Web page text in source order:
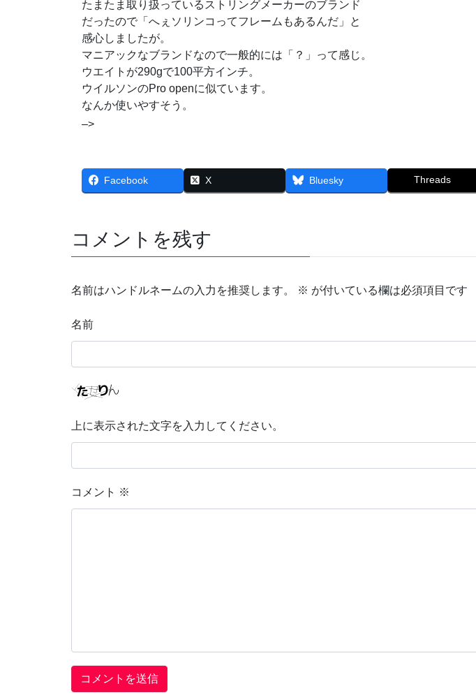
たまたま取り扱っているストリングメーカーのブランド
だったので「へぇソリンコってフレームもあるんだ」と
感心しましたが。
マニアックなブランドなので一般的には「？」って感じ。
ウエイトが290gで100平方インチ。
ウイルソンのPro openに似ています。
なんか使いやすそう。
–>
Facebook X Bluesky Threads
コメントを残す
名前はハンドルネームの入力を推奨します。 ※ が付いている欄は必須項目です
名前
上に表示された文字を入力してください。
コメント ※